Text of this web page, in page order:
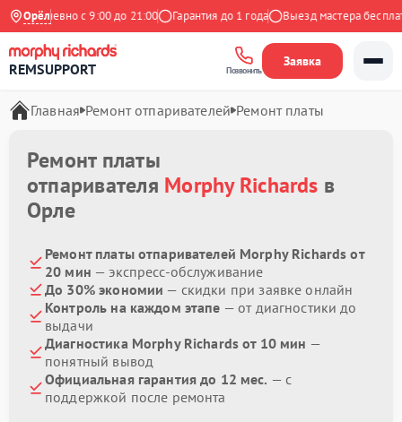
Орёл
Ежедневно с 9:00 до 21:00 Гарантия до 1 года Выезд мастера бесплатно
REMSUPPORT Позвонить
Заявка
Главная Ремонт отпаривателей Ремонт платы
Ремонт платы
отпаривателя Morphy Richards в
Орле
Ремонт платы отпаривателей Morphy Richards от
20 мин — экспресс-обслуживание
До 30% экономии — скидки при заявке онлайн
Контроль на каждом этапе — от диагностики до
выдачи
Диагностика Morphy Richards от 10 мин —
понятный вывод
Официальная гарантия до 12 мес. — с
поддержкой после ремонта